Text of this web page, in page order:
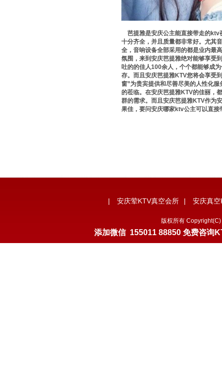
芭提雅是安庆公主能直接带走的ktv
十分齐全，并且质量都非常好。尤其
全，音响设备全部采用的都是业内最
氛围，来到安庆芭提雅绝对能够享受
吐的的佳人100余人，个个都能够成
存。而且安庆芭提雅KTV您将会享受
窗”为贵宾提供和尽善尽美的人性化
的莅临。在安庆芭提雅KTV的佳丽，
群的需求。而且安庆芭提雅KTV作为
果佳，要问安庆哪家ktv公主可以直
| 安庆荤KTV真空会所 | 安庆真
版权所有
添加微信 155011 88850免费咨询